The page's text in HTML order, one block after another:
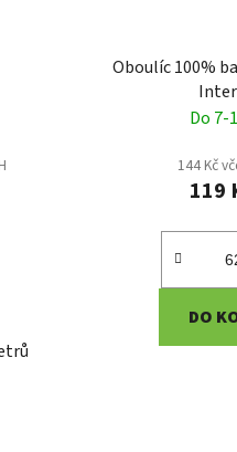
Oboulíc 100%
Do 7-
144 Kč
119
DO